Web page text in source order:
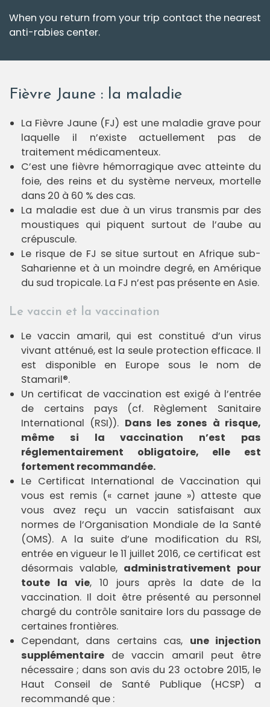
f
e
'
e
When you return from your trip contact the nearest
anti-rabies center.
Fièvre Jaune : la maladie
La Fièvre Jaune (FJ) est une maladie grave pour
laquelle il n’existe actuellement pas de
traitement médicamenteux.
C’est une fièvre hémorragique avec atteinte du
foie, des reins et du système nerveux, mortelle
dans 20 à 60 % des cas.
La maladie est due à un virus transmis par des
moustiques qui piquent surtout de l’aube au
crépuscule.
Le risque de FJ se situe surtout en Afrique sub-
Saharienne et à un moindre degré, en Amérique
du sud tropicale. La FJ n’est pas présente en Asie.
Le vaccin et la vaccination
Le vaccin amaril, qui est constitué d’un virus
vivant atténué, est la seule protection efficace. Il
est disponible en Europe sous le nom de
Stamaril®.
Un certificat de vaccination est exigé à l’entrée
de certains pays (cf. Règlement Sanitaire
International (RSI)). Dans les zones à risque,
même si la vaccination n’est pas
réglementairement obligatoire, elle est
fortement recommandée.
Le Certificat International de Vaccination qui
vous est remis (« carnet jaune ») atteste que
vous avez reçu un vaccin satisfaisant aux
normes de l’Organisation Mondiale de la Santé
(OMS). A la suite d’une modification du RSI,
entrée en vigueur le 11 juillet 2016, ce certificat est
désormais valable, administrativement pour
toute la vie, 10 jours après la date de la
vaccination. Il doit être présenté au personnel
chargé du contrôle sanitaire lors du passage de
certaines frontières.
Cependant, dans certains cas, une injection
supplémentaire de vaccin amaril peut être
nécessaire ; dans son avis du 23 octobre 2015, le
Haut Conseil de Santé Publique (HCSP) a
recommandé que :